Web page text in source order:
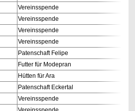
Vereinsspende
Vereinsspende
Vereinsspende
Vereinsspende
Patenschaft Felipe
Futter für Modepran
Hütten für Ara
Patenschaft Eckertal
Vereinsspende